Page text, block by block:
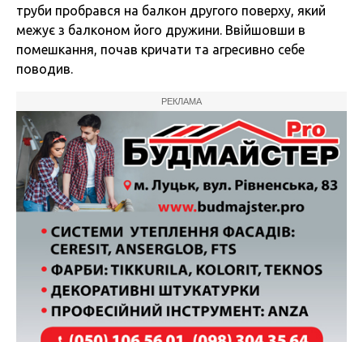
труби пробрався на балкон другого поверху, який
межує з балконом його дружини. Ввійшовши в
помешкання, почав кричати та агресивно себе
поводив.
РЕКЛАМА